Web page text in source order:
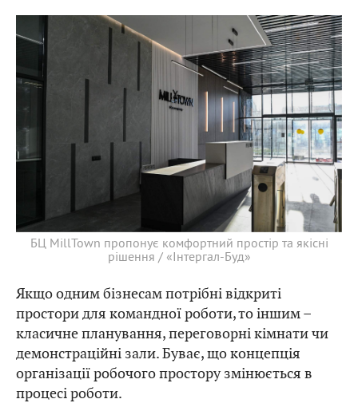
БЦ MillTown пропонує комфортний простір та якісні
рішення / «Інтергал-Буд»
Якщо одним бізнесам потрібні відкриті
простори для командної роботи, то іншим –
класичне планування, переговорні кімнати чи
демонстраційні зали. Буває, що концепція
організації робочого простору змінюється в
процесі роботи.